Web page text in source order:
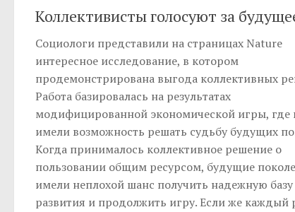
Коллективисты голосуют за
Социологи представили на страницах Nature
интересное исследование, в котором
продемонстрирована выгода коллективных
Работа базировалась на результатах
модифицированной экономической игры, где
имели возможность решать судьбу будущих
Когда принималось коллективное решение о
пользовании общим ресурсом, будущие
имели неплохой шанс получить надежную
развития и продолжить игру. Если же каждый